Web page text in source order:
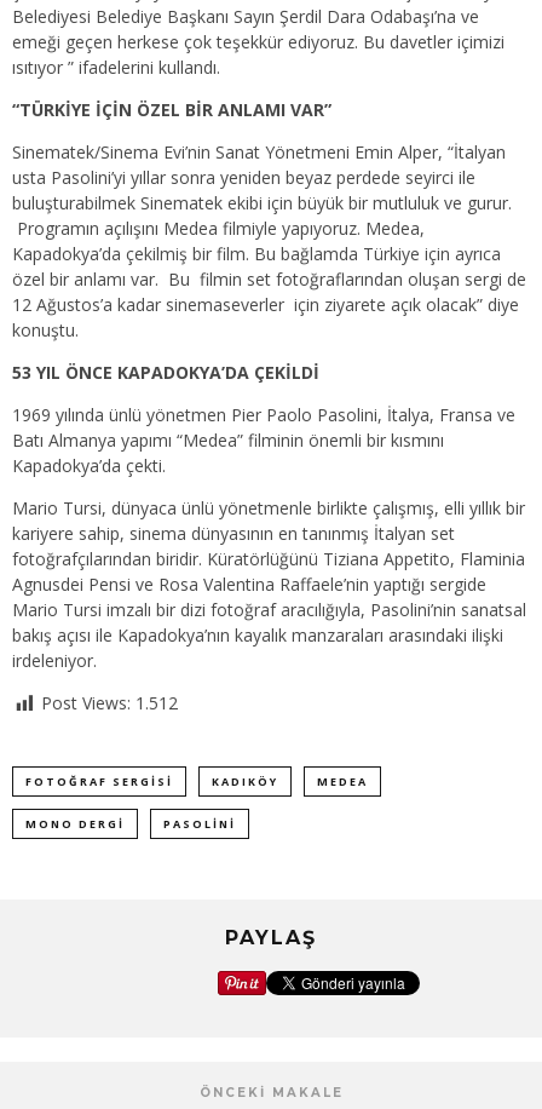
Belediyesi Belediye Başkanı Sayın Şerdil Dara Odabaşı’na ve
emeği geçen herkese çok teşekkür ediyoruz. Bu davetler içimizi
ısıtıyor ” ifadelerini kullandı.
“TÜRKİYE İÇİN ÖZEL BİR ANLAMI VAR”
Sinematek/Sinema Evi’nin Sanat Yönetmeni Emin Alper, “İtalyan
usta Pasolini’yi yıllar sonra yeniden beyaz perdede seyirci ile
buluşturabilmek Sinematek ekibi için büyük bir mutluluk ve gurur.
Programın açılışını Medea filmiyle yapıyoruz. Medea,
Kapadokya’da çekilmiş bir film. Bu bağlamda Türkiye için ayrıca
özel bir anlamı var. Bu filmin set fotoğraflarından oluşan sergi de
12 Ağustos’a kadar sinemaseverler için ziyarete açık olacak” diye
konuştu.
53 YIL ÖNCE KAPADOKYA’DA ÇEKİLDİ
1969 yılında ünlü yönetmen Pier Paolo Pasolini, İtalya, Fransa ve
Batı Almanya yapımı “Medea” filminin önemli bir kısmını
Kapadokya’da çekti.
Mario Tursi, dünyaca ünlü yönetmenle birlikte çalışmış, elli yıllık bir
kariyere sahip, sinema dünyasının en tanınmış İtalyan set
fotoğrafçılarından biridir. Küratörlüğünü Tiziana Appetito, Flaminia
Agnusdei Pensi ve Rosa Valentina Raffaele’nin yaptığı sergide
Mario Tursi imzalı bir dizi fotoğraf aracılığıyla, Pasolini’nin sanatsal
bakış açısı ile Kapadokya’nın kayalık manzaraları arasındaki ilişki
irdeleniyor.
Post Views: 1.512
FOTOĞRAF SERGISI KADIKÖY MEDEA
MONO DERGİ PASOLINI
PAYLAŞ
ÖNCEKI MAKALE